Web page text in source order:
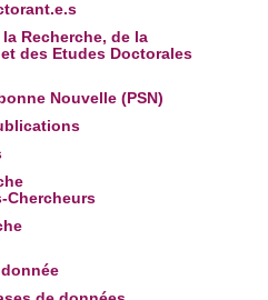
Recherche, de la
des Etudes Doctorales
Nouvelle (PSN)
Chercheurs